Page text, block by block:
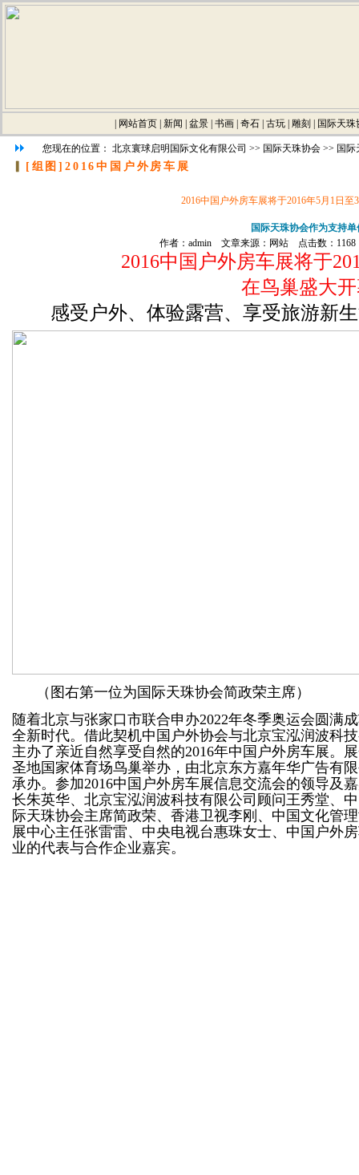
网站首页 新闻 盆景 书画 奇石 古玩 雕刻 国际天珠
您现在的位置： 北京寰球启明国际文化有限公司 >> 国际天珠协会 >> 国际
[组图]2016中国户外房车展
2016中国户外房车展将于2016年5月1日至
国际天珠协会作为支持单
作者：admin 文章来源：网站 点击数：1168
2016中国户外房车展将于
在鸟巢盛大
感受户外、体验露营、享受旅游新生
（图右第一位为国际天珠协会简政荣主席）
随着北京与张家口市联合申办2022年冬季奥运会圆满
全新时代。借此契机中国户外协会与北京宝泓润波科
主办了亲近自然享受自然的2016年中国户外房车展。
圣地国家体育场鸟巢举办，由北京东方嘉年华广告有
承办。参加2016中国户外房车展信息交流会的领导及
长朱英华、北京宝泓润波科技有限公司顾问王秀堂、
际天珠协会主席简政荣、香港卫视李刚、中国文化管
展中心主任张雷雷、中央电视台惠珠女士、中国户外
业的代表与合作企业嘉宾。